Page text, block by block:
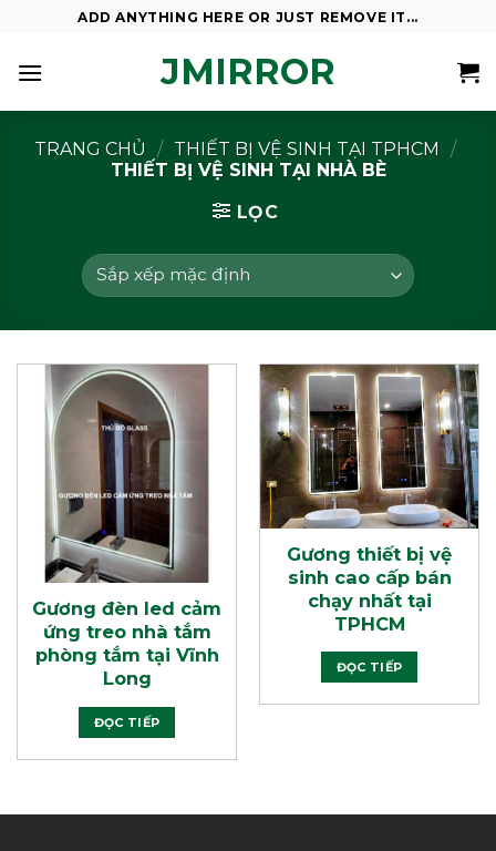
content
ADD ANYTHING HERE OR JUST REMOVE IT...
JMIRROR
TRANG CHỦ / THIẾT BỊ VỆ SINH TẠI TPHCM
/
THIẾT BỊ VỆ SINH TẠI NHÀ BÈ
LỌC
Gương đèn led cảm
ứng treo nhà tắm
phòng tắm tại Vĩnh
Long
ĐỌC TIẾP
Gương thiết bị vệ
sinh cao cấp bán
chạy nhất tại
TPHCM
ĐỌC TIẾP